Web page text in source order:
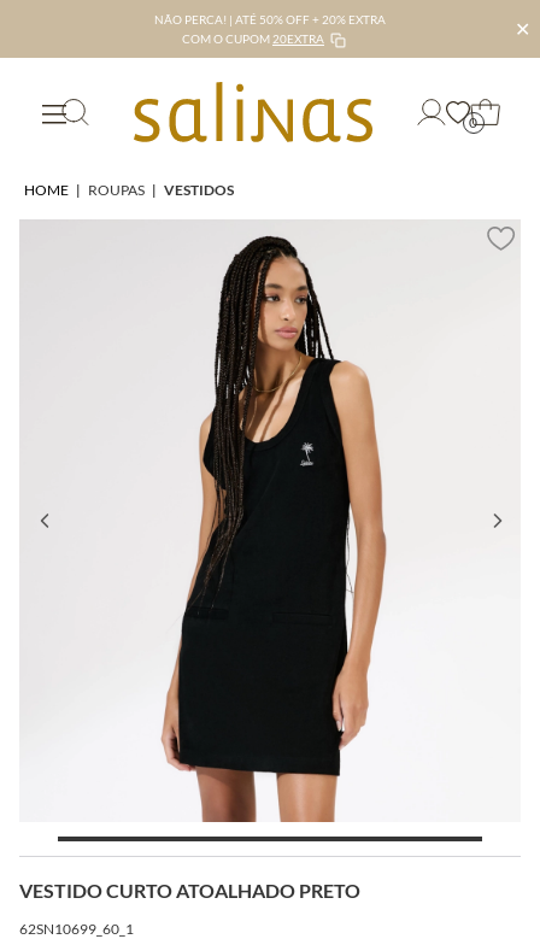
NÃO PERCA! | ATÉ 50% OFF + 20% EXTRA
COM O CUPOM 20EXTRA ✕
0
HOME | ROUPAS | VESTIDOS
VESTIDO CURTO ATOALHADO PRETO
62SN10699_60_1